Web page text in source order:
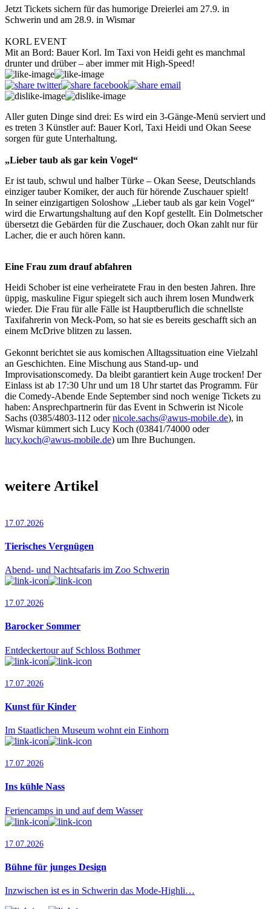
Jetzt Tickets sichern für das humorige Dreierlei am 27.9. in
Schwerin und am 28.9. in Wismar
KORL EVENT
Mit an Bord: Bauer Korl. Im Taxi von Heidi geht es manchmal
drunter und drüber – aber immer mit High-Speed!
Aller guten Dinge sind drei: Es wird ein 3-Gänge-Menü serviert und
es treten 3 Künstler auf: Bauer Korl, Taxi Heidi und Okan Seese
sorgen für gute Unterhaltung.
„Lieber taub als gar kein Vogel“
Er ist taub, schwul und halber Türke – Okan Seese, Deutschlands
einziger tauber Komiker, der auch für hörende Zuschauer spielt!
In seiner einzigartigen Soloshow „Lieber taub als gar kein Vogel“
wird die Erwartungshaltung auf den Kopf gestellt. Ein Dolmetscher
übersetzt die Gebärden für die Zuschauer, doch Okan zahlt nur für
Lacher, die er auch hören kann.
Eine Frau zum drauf abfahren
Heidi Schober ist eine verheiratete Frau in den besten Jahren. Ihre
üppig, maskuline Figur spiegelt sich auch ihrem losen Mundwerk
wieder. Die Frau für alle Fälle ist Hauptberuflich die schnellste
Taxifahrerin von Meck-Pom, so hat sie es bereits geschafft sich an
einem McDrive blitzen zu lassen.
Gekonnt berichtet sie aus komischen Alltagssituation eine Vielzahl
an Geschichten. Eine Mischung aus Stand-up- und
Improvisationscomedy. Da bleibt garantiert kein Auge trocken! Der
Einlass ist ab 17:30 Uhr und um 18 Uhr startet das Programm. Für
die Comedy-Abende Ende September sind noch wenige Tickets zu
haben: Ansprechpartnerin für das Event in Schwerin ist Nicole
Sachs (0385/4803-112 odernicole.sachs@awus-mobile.de), in
Wismar kümmert sich Lucy Koch (03841/74000 oder
lucy.koch@awus-mobile.de) um Ihre Buchungen.
weitere Artikel
17.07.2026
Tierisches Vergnügen
Abend- und Nachtsafaris im Zoo Schwerin
17.07.2026
Barocker Sommer
Entdeckertour auf Schloss Bothmer
17.07.2026
Kunst für Kinder
Im Staatlichen Museum wohnt ein Einhorn
17.07.2026
Ins kühle Nass
Feriencamps in und auf dem Wasser
17.07.2026
Bühne für junges Design
Inzwischen ist es in Schwerin das Mode-Highli…